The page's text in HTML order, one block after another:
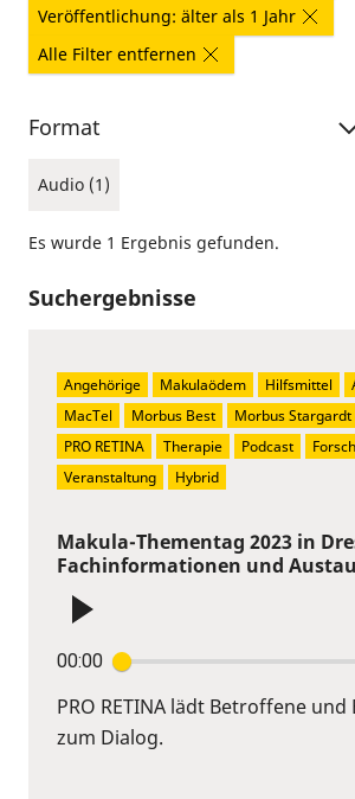
Veröffentlichung: älter als 1 Jahr
Alle Filter entfernen
Format
Audio (1)
Es wurde 1 Ergebnis gefunden.
Suchergebnisse
Makula-Thementag 2023 in
Fachinformationen und
00:00
PRO RETINA lädt Betroffene und
zum Dialog.
Angehörige Makulaödem Hilfsmittel
MacTel
Morbus Best Morbus Stargardt
PRO RETINA
Therapie Podcast
Veranstaltung
Hybrid